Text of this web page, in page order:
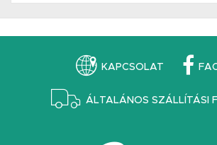
KAPCSOLAT
ÁLTALÁNOS SZÁLLÍTÁSI